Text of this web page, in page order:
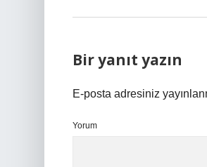
Bir yanıt yazın
E-posta adresiniz
Yorum